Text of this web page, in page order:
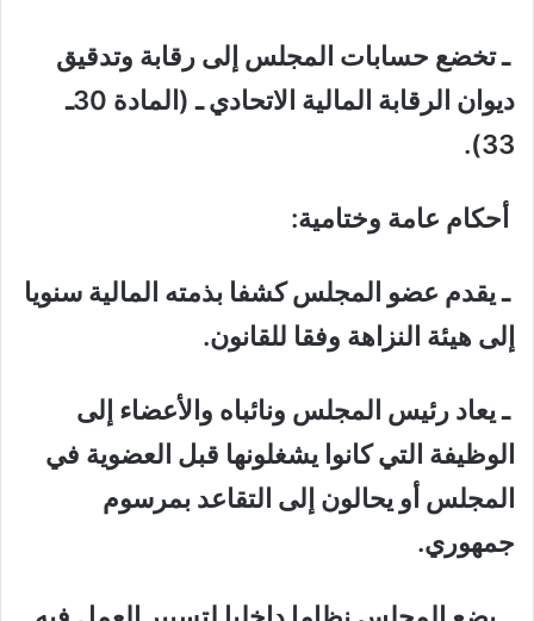
ـ تخضع حسابات المجلس إلى رقابة وتدقيق
ديوان الرقابة المالية الاتحادي ـ (المادة 30ـ
33).
أحكام عامة وختامية:
ـ يقدم عضو المجلس كشفا بذمته المالية سنويا
إلى هيئة النزاهة وفقا للقانون.
ـ يعاد رئيس المجلس ونائباه والأعضاء إلى
الوظيفة التي كانوا يشغلونها قبل العضوية في
المجلس أو يحالون إلى التقاعد بمرسوم
جمهوري.